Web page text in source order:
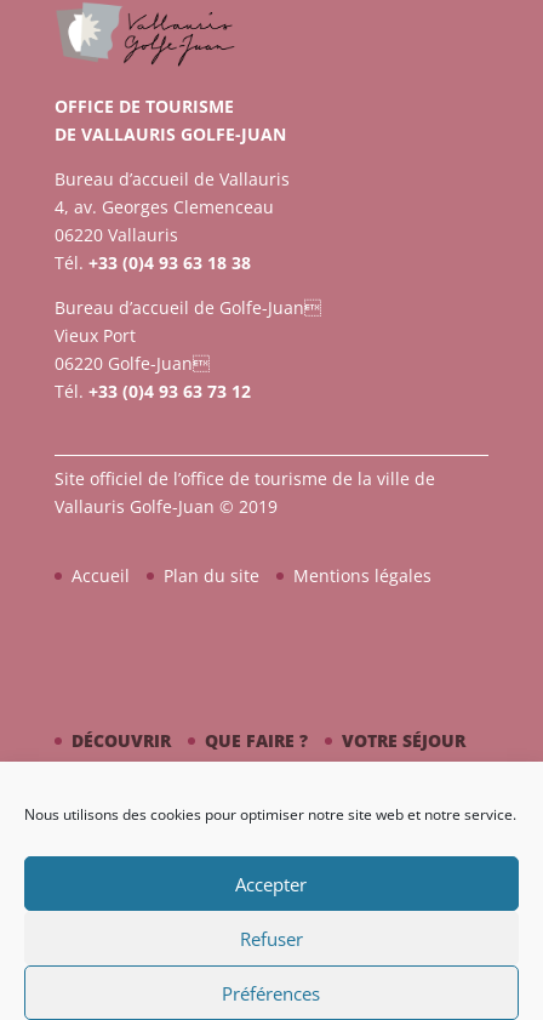
Nous utilisons des cookies pour optimiser notre site web et notre service.
Accepter
Refuser
Préférences
OFFICE DE TOURISME
DE VALLAURIS GOLFE-JUAN
Bureau d’accueil de Vallauris
4, av. Georges Clemenceau
06220 Vallauris
Tél. +33 (0)4 93 63 18 38
Bureau d’accueil de Golfe-Juan
Vieux Port
06220 Golfe-Juan
Tél. +33 (0)4 93 63 73 12
Site officiel de l’office de tourisme de la ville de
Vallauris Golfe-Juan © 2019
Accueil Plan du site Mentions légales
DÉCOUVRIR QUE FAIRE ?
VOTRE SÉJOUR
AGENDA GALERIE